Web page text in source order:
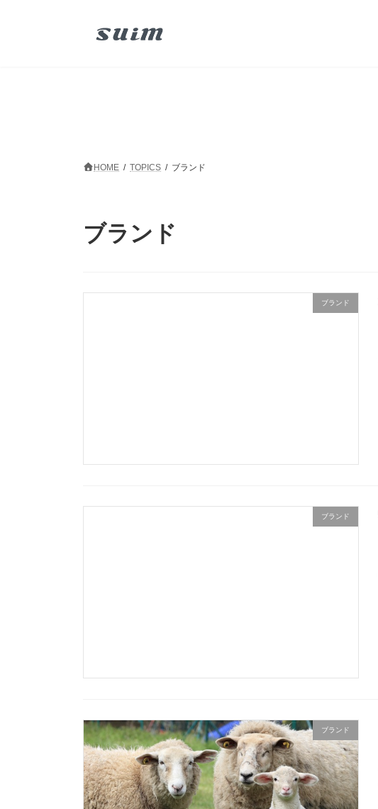
HOME TOPICS ブランド
ブランド
ブランド
ブランド
ブランド